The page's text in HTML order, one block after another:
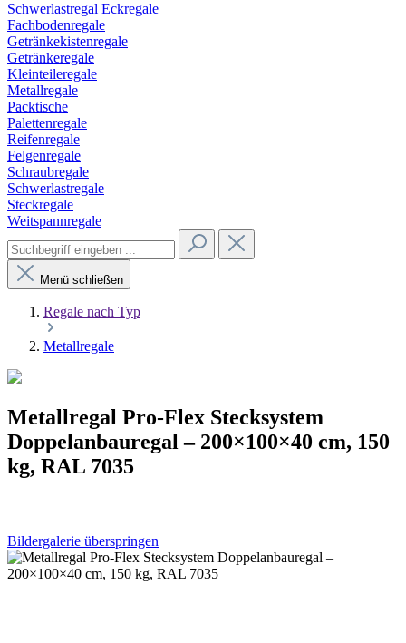
Schwerlastregal Eckregale
Fachbodenregale
Getränkekistenregale
Getränkeregale
Kleinteileregale
Metallregale
Packtische
Palettenregale
Reifenregale
Felgenregale
Schraubregale
Schwerlastregale
Steckregale
Weitspannregale
Menü schließen
Regale nach Typ
Metallregale
Metallregal Pro-Flex Stecksystem
Doppelanbauregal – 200×100×40 cm, 150
kg, RAL 7035
Bildergalerie überspringen